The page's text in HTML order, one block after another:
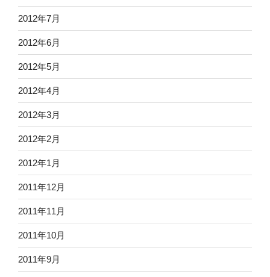
2012年7月
2012年6月
2012年5月
2012年4月
2012年3月
2012年2月
2012年1月
2011年12月
2011年11月
2011年10月
2011年9月